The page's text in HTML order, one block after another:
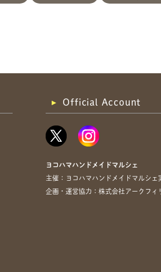
Official Account
ヨコハマハンドメイドマルシェ
主催：ヨコハマハンドメイドマルシェ
企画・運営協力：株式会社アークフ